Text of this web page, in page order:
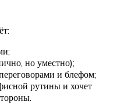
но уместно);
и блефом;
рутины и хочет